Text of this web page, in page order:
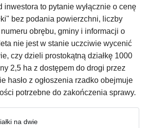
inwestora to pytanie wyłącznie o cenę
bez podania powierzchni, liczby
numeru obrębu, gminy i informacji o
nie jest w stanie uczciwie wycenić
czy dzieli prostokątną działkę 1000
2,5 ha z dostępem do drogi przez
hasło z ogłoszenia rzadko obejmuje
potrzebne do zakończenia sprawy.
na dwie